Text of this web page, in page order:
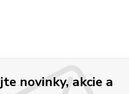
novinky, akcie a